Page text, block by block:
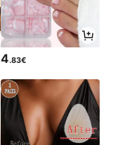
4.83€